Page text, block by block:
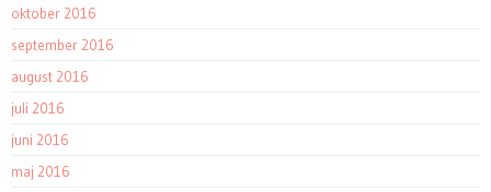
oktober 2016
september 2016
august 2016
juli 2016
juni 2016
maj 2016